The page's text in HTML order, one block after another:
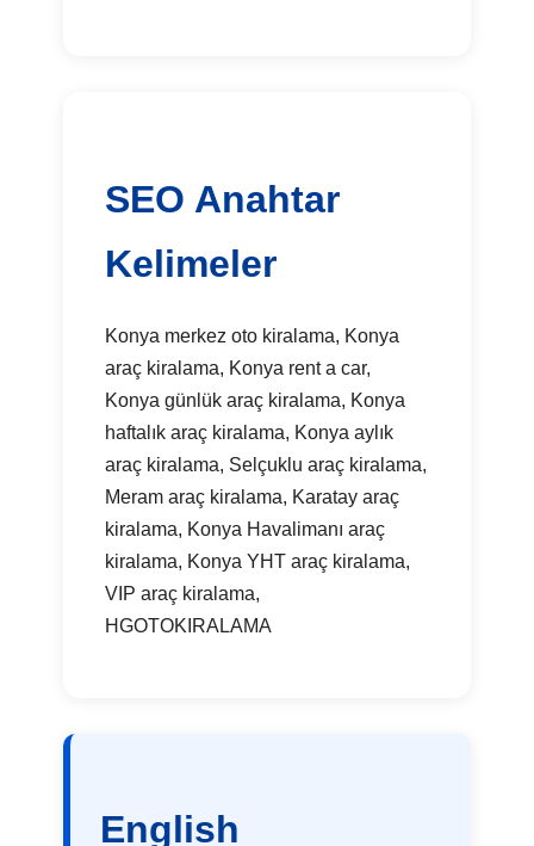
SEO Anahtar
Kelimeler
Konya merkez oto kiralama, Konya
araç kiralama, Konya rent a car,
Konya günlük araç kiralama, Konya
haftalık araç kiralama, Konya aylık
araç kiralama, Selçuklu araç kiralama,
Meram araç kiralama, Karatay araç
kiralama, Konya Havalimanı araç
kiralama, Konya YHT araç kiralama,
VIP araç kiralama,
HGOTOKIRALAMA
English